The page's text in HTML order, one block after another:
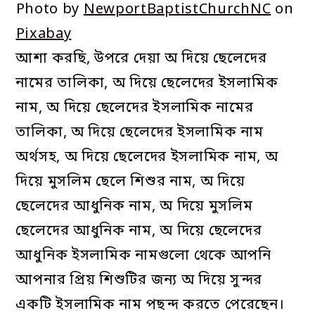
Photo byNewportBaptistChurchNCon
Pixabay
আশা করছি, উপরে দেয়া অ দিয়ে ছেলেদের
নামের তালিকা, অ দিয়ে ছেলেদের ইসলামিক
নাম, অ দিয়ে ছেলেদের ইসলামিক নামের
তালিকা, অ দিয়ে ছেলেদের ইসলামিক নাম
অর্থসহ, অ দিয়ে ছেলেদের ইসলামিক নাম, অ
দিয়ে মুসলিম ছেলে শিশুর নাম, অ দিয়ে
ছেলেদের আধুনিক নাম, অ দিয়ে মুসলিম
ছেলেদের আধুনিক নাম, অ দিয়ে ছেলেদের
আধুনিক ইসলামিক নামগুলো থেকে আপনি
আপনার প্রিয় শিশুটির জন্য অ দিয়ে সুন্দর
একটি ইসলামিক নাম পছন্দ করতে পেরেছেন।